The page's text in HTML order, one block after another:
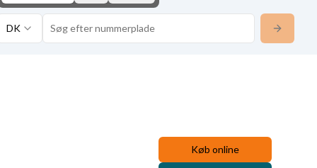
DK
Køb online